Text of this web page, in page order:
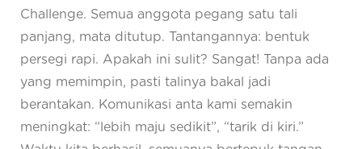
Challenge. Semua anggota pegang satu tali
panjang, mata ditutup. Tantangannya: bentuk
persegi rapi. Apakah ini sulit? Sangat! Tanpa ada
yang memimpin, pasti talinya bakal jadi
berantakan. Komunikasi anta kami semakin
meningkat: “lebih maju sedikit”, “tarik di kiri.”